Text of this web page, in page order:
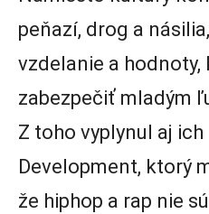
peňazí, drog a
vzdelanie a hodnoty,
zabezpečiť mladým
Z toho vyplynul aj
Development, ktorý
že hiphop a rap nie